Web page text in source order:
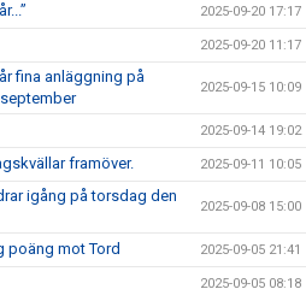
2025-09-20 17:17
2025-09-20 11:17
fina anläggning på
2025-09-15 10:09
2025-09-14 19:02
framöver. 2025-09-11 10:05
igång på torsdag den
2025-09-08 15:00
poäng mot Tord 2025-09-05 21:41
2025-09-05 08:18